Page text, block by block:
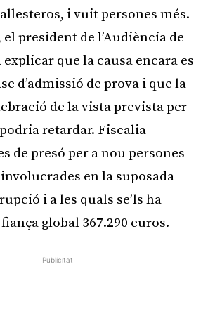
i vuit persones més.
president de l’Audiència de
explicar que la causa encara es
d’admissió de prova i que la
de la vista prevista per
podria retardar. Fiscalia
de presó per a nou persones
en la suposada
i a les quals se’ls ha
global 367.290 euros.
Publicitat